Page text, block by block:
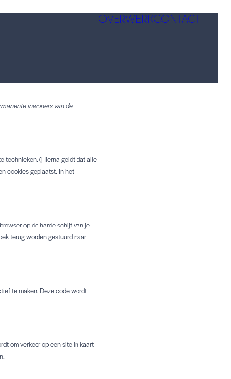
OVERWERKCONTACT
inwoners van de
technieken. (Hierna geldt dat alle
cookies geplaatst. In het
op de harde schijf van je
terug worden gestuurd naar
te maken. Deze code wordt
om verkeer op een site in kaart